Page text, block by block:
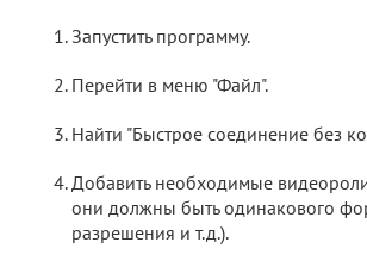
Запустить программу.
Перейти в меню "Файл".
Найти "Быстрое соединение без
Добавить необходимые
они должны быть одинакового
разрешения и т.д.).